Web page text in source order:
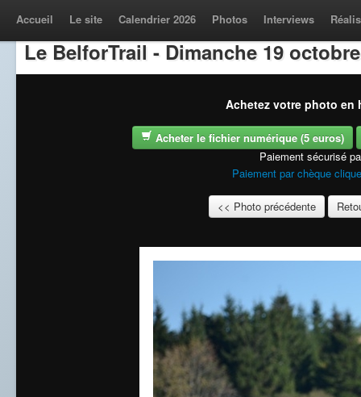
Accueil Le site Calendrier 2026 Photos Interviews
Le BelforTrail - Dimanche 19
Achetez votre photo en
Acheter le fichier numérique (5 euros)
Paiement sécurisé
Paiement par chèque
<< Photo précédente